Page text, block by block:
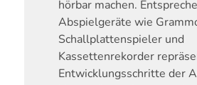
hörbar machen.
Abspielgeräte wie
Schallplattenspieler und
Kassettenrekorder
Entwicklungsschritte der